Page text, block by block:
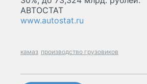
АВТОСТАТ
www.autostat.ru
камаз производство грузовиков